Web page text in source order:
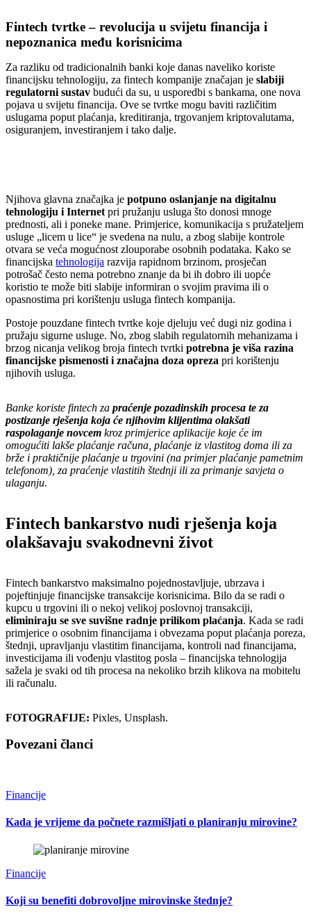
Fintech tvrtke – revolucija u svijetu financija i
nepoznanica među korisnicima
Za razliku od tradicionalnih banki koje danas naveliko koriste
financijsku tehnologiju, za fintech kompanije značajan je slabiji
regulatorni sustav budući da su, u usporedbi s bankama, one nova
pojava u svijetu financija. Ove se tvrtke mogu baviti različitim
uslugama poput plaćanja, kreditiranja, trgovanjem kriptovalutama,
osiguranjem, investiranjem i tako dalje.
Njihova glavna značajka je potpuno oslanjanje na digitalnu
tehnologiju i Internet pri pružanju usluga što donosi mnoge
prednosti, ali i poneke mane. Primjerice, komunikacija s pružateljem
usluge „licem u lice“ je svedena na nulu, a zbog slabije kontrole
otvara se veća mogućnost zlouporabe osobnih podataka. Kako se
financijska tehnologija razvija rapidnom brzinom, prosječan
potrošač često nema potrebno znanje da bi ih dobro ili uopće
koristio te može biti slabije informiran o svojim pravima ili o
opasnostima pri korištenju usluga fintech kompanija.
Postoje pouzdane fintech tvrtke koje djeluju već dugi niz godina i
pružaju sigurne usluge. No, zbog slabih regulatornih mehanizama i
brzog nicanja velikog broja fintech tvrtki potrebna je viša razina
financijske pismenosti i značajna doza opreza pri korištenju
njihovih usluga.
Banke koriste fintech za praćenje pozadinskih procesa te za
postizanje rješenja koja će njihovim klijentima olakšati
raspolaganje novcem kroz primjerice aplikacije koje će im
omogućiti lakše plaćanje računa, plaćanje iz vlastitog doma ili za
brže i praktičnije plaćanje u trgovini (na primjer plaćanje pametnim
telefonom), za praćenje vlastitih štednji ili za primanje savjeta o
ulaganju.
Fintech bankarstvo nudi rješenja koja
olakšavaju svakodnevni život
Fintech bankarstvo maksimalno pojednostavljuje, ubrzava i
pojeftinjuje financijske transakcije korisnicima. Bilo da se radi o
kupcu u trgovini ili o nekoj velikoj poslovnoj transakciji,
eliminiraju se sve suvišne radnje prilikom plaćanja. Kada se radi
primjerice o osobnim financijama i obvezama poput plaćanja poreza,
štednji, upravljanju vlastitim financijama, kontroli nad financijama,
investicijama ili vođenju vlastitog posla – financijska tehnologija
sažela je svaki od tih procesa na nekoliko brzih klikova na mobitelu
ili računalu.
FOTOGRAFIJE: Pixles, Unsplash.
Povezani članci
Financije
Kada je vrijeme da počnete razmišljati o planiranju mirovine?
Financije
Koji su benefiti dobrovoljne mirovinske štednje?